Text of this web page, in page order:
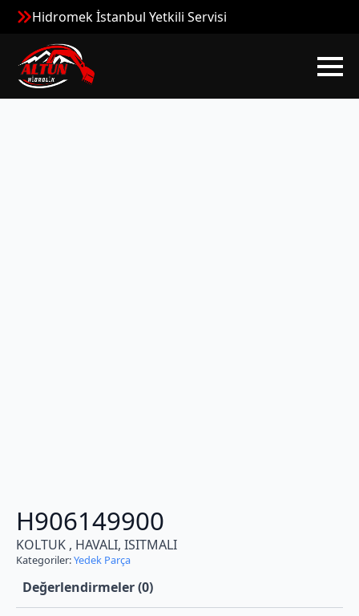
Hidromek İstanbul Yetkili Servisi
H906149900
KOLTUK , HAVALI, ISITMALI
Kategoriler:Yedek Parça
Değerlendirmeler (0)